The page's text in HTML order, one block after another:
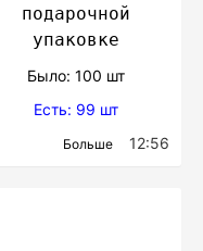
подарочной
упаковке
Было: 100 шт
Есть: 99 шт
Больше 12:56